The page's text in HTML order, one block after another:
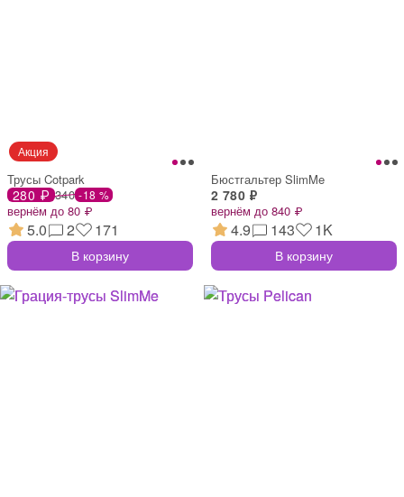
Трусы Cotpark
280 ₽ 340 -18 %
вернём до 80 ₽
5.0 2 171
В корзину
Бюстгальтер SlimMe
2 780 ₽
вернём до 840 ₽
4.9 143 1K
В корзину